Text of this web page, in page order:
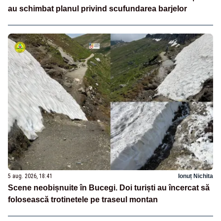
au schimbat planul privind scufundarea barjelor
5 aug. 2026, 18:41 Ionuț Nichita
Scene neobișnuite în Bucegi. Doi turiști au încercat să
folosească trotinetele pe traseul montan